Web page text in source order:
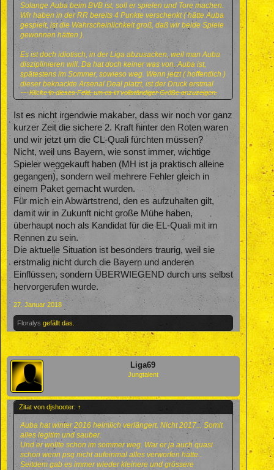
Solange Auba beim BVB ist, soll er spielen und Tore machen.
Wir haben in der RR bereits 4 Punkte verschenkt ( hätte Auba
gespielt, ist die Wahrscheinlichkeit groß, daß wir beide Spiele
gewonnen hätten ).
Es ist doch idiotisch, in der Liga abzusacken, weil man Auba
disziplinieren will. Da hat doch keiner was von. Auba ist,
spätestens im Sommer, sowieso weg. Wenn jetzt ( hoffentlich )
dieser beknackte Arsenal Deal platzt, ist der Druck erstmal
raus. Auba weiss, dass er im Sommer gehen kann, wenn er
bis dahin keinen Unsinn und dafür seine Buden macht. Damit
wären die Fronten klar. Auba geht im Sommer und der BVB
hat Zeit einen geeigneten Nachfolger zu finden und sich jetzt
VOR ALLEM auf das Saisonziel CL Quali zu konzentrieren.
Klicke in dieses Feld, um es in vollständiger Größe anzuzeigen.
Ist es nicht irgendwie makaber, dass wir noch vor ganz
kurzer Zeit die sichere 2. Kraft hinter den Roten waren
und wir jetzt um die CL-Quali fürchten müssen?
Nicht, weil uns Bayern, wie sonst immer, wichtige
Spieler weggekauft haben (MH ist ja praktisch alleine
gegangen), sondern weil mehrere Fehler gleich in
einem Paket gemacht wurden.
Für mich ein Abwärtstrend, den es aufzuhalten gilt,
damit wir in Zukunft nicht große Mühe haben,
überhaupt noch als Kandidat für die EL-Quali mit im
Rennen zu sein.
Die aktuelle Situation ist besonders traurig, weil sie
erstmalig nicht durch die Bayern und anderen
Einflüssen, sondern ÜBERWIEGEND durch uns selbst
hervorgerufen wurde.
27. Januar 2018
Floralys gefällt das.
Liga69
Jungtalent
Zitat von djshooter: ↑
Auba hat winter 2016 heimlich verlängert. Nicht 2017... Somit
alles legitim und sauber.
Und er wollte schon im sommer weg. War er ja auch quasi
schon wenn psg nicht aufeinmal alles verworfen hätte..
Seitdem gab es immer wieder kleinere und grössere